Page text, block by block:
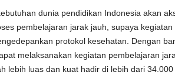
dunia pendidikan Indonesia akan
pembelajaran jarak jauh, supaya
protokol kesehatan. Dengan
melaksanakan kegiatan pembelajaran
lebih luas dan kuat hadir di lebih dari